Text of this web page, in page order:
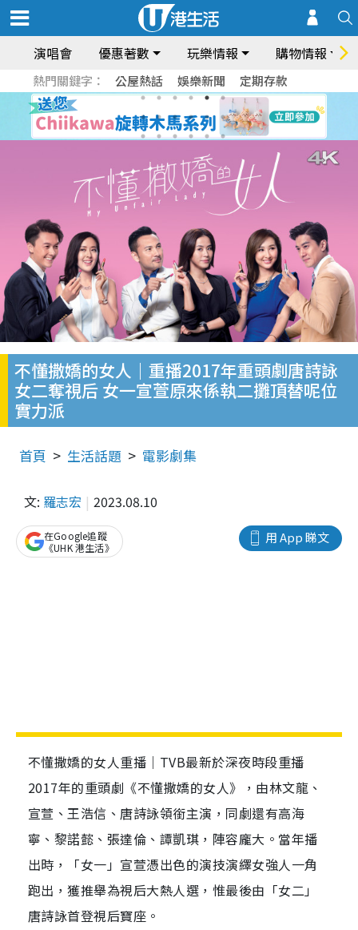
演唱會 優惠著數 玩樂情報 購物情報
熱門關鍵字： 公屋熱話 娛樂新聞 定期存款
不懂撒嬌的女人｜重播2017年重頭劇唐詩詠
女二奪視后 女一宣萱原來係執二攤頂替呢位
實力派
首頁 生活話題 電影劇集
文: 羅志宏 2023.08.10
用 App 睇文
在Google追蹤
《UHK 港生活》
不懂撒嬌的女人重播｜TVB最新於深夜時段重播
2017年的重頭劇《不懂撒嬌的女人》，由林文龍、
宣萱、王浩信、唐詩詠領銜主演，同劇還有高海
寧、黎諾懿、張達倫、譚凱琪，陣容龐大。當年播
出時，「女一」宣萱憑出色的演技演繹女強人一角
跑出，獲推舉為視后大熱人選，惟最後由「女二」
唐詩詠首登視后寶座。